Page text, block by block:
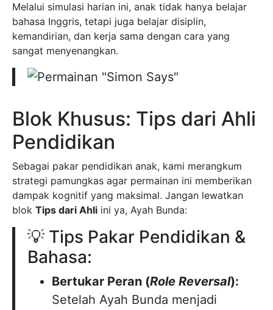
Melalui simulasi harian ini, anak tidak hanya belajar
bahasa Inggris, tetapi juga belajar disiplin,
kemandirian, dan kerja sama dengan cara yang
sangat menyenangkan.
Blok Khusus: Tips dari Ahli
Pendidikan
Sebagai pakar pendidikan anak, kami merangkum
strategi pamungkas agar permainan ini memberikan
dampak kognitif yang maksimal. Jangan lewatkan
blok Tips dari Ahli ini ya, Ayah Bunda:
💡 Tips Pakar Pendidikan &
Bahasa:
Bertukar Peran (Role Reversal):
Setelah Ayah Bunda menjadi